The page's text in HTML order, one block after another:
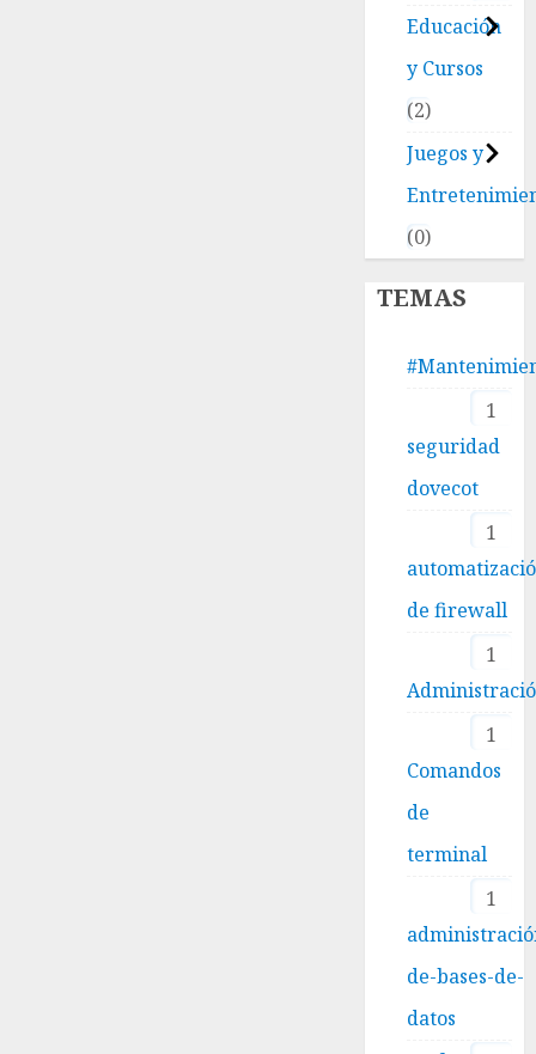
Educación
y Cursos
2
Juegos y
0
TEMAS
1
seguridad
dovecot
1
de firewall
1
1
Comandos
de
terminal
1
de-bases-de-
datos